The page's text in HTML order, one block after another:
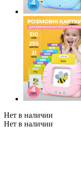
Нет в наличии
Нет в наличии